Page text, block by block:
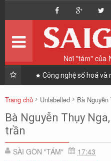
Nơi "tám" của
cho
Công nghệ số hoá và
"giải cứu Đại tá
Trang chủ Unlabelled Bà
Bà Nguyễn Thụy
trần
SÀI GÒN "TÁM"
17:43
Trang chủ
Du lịch Vi vu
Ẩm thực Ăn & Uống
Sài Gòn Style
Nhịp sống Sài Gòn Tin tức
Tản mạn